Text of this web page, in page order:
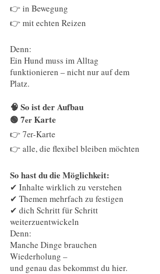
👉 in Bewegung
👉 mit echten Reizen
Denn:
Ein Hund muss im Alltag
funktionieren – nicht nur auf dem
Platz.
🧠 So ist der Aufbau
🟢 7erKarte
👉 7er-Karte
👉 alle, die flexibel bleiben möchten
So hast du die Möglichkeit:
✔ Inhalte wirklich zu verstehen
✔ Themen mehrfach zu festigen
✔ dich Schritt für Schritt
weiterzuentwickeln
Denn:
Manche Dinge brauchen
Wiederholung –
und genau das bekommst du hier.